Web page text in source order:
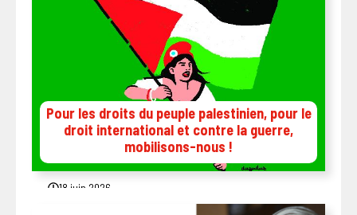
Pour les droits du peuple palestinien, pour le
droit international et contre la guerre,
mobilisons-nous !
18 juin 2026